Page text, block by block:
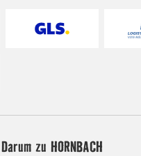
Darum zu HORNBACH